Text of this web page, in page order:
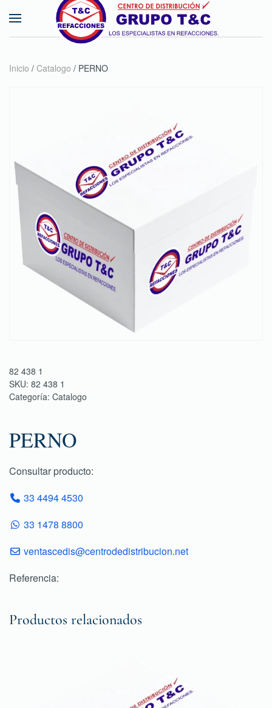
Skip to main content
Inicio / Catalogo / PERNO
82 438 1
SKU: 82 438 1
Categoría: Catalogo
PERNO
Consultar producto:
33 4494 4530
33 1478 8800
ventascedis@centrodedistribucion.net
Referencia:
Productos relacionados